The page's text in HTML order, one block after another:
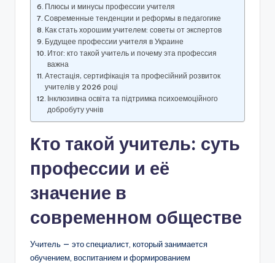
Плюсы и минусы профессии учителя
Современные тенденции и реформы в педагогике
Как стать хорошим учителем: советы от экспертов
Будущее профессии учителя в Украине
Итог: кто такой учитель и почему эта профессия
важна
Атестація, сертифікація та професійний розвиток
учителів у 2026 році
Інклюзивна освіта та підтримка психоемоційного
добробуту учнів
Кто такой учитель: суть
профессии и её
значение в
современном обществе
Учитель — это специалист, который занимается
обучением, воспитанием и формированием